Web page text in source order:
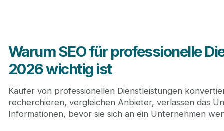
Warum SEO für professionelle
2026 wichtig ist
Käufer von professionellen Dienstleistungen
recherchieren, vergleichen Anbieter, verlassen das
Informationen, bevor sie sich an ein Unternehmen